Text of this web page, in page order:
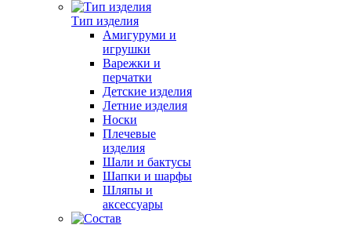
Тип изделия
Амигуруми и
игрушки
Варежки и
перчатки
Детские изделия
Летние изделия
Носки
Плечевые
изделия
Шали и бактусы
Шапки и шарфы
Шляпы и
аксессуары